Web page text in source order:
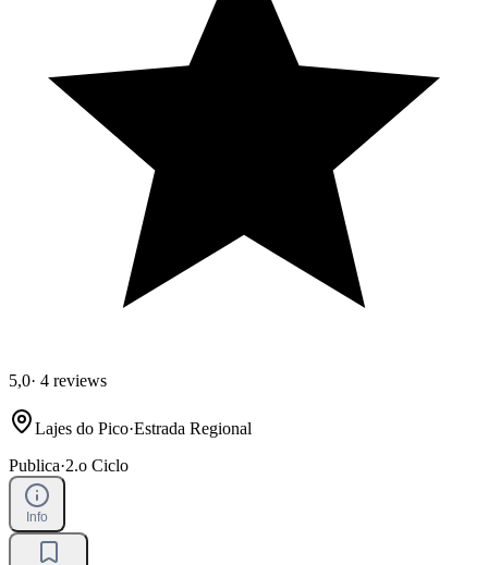
5,0· 4 reviews
Lajes do Pico·Estrada Regional
Publica·2.o Ciclo
Info